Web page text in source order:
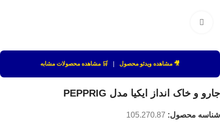
🎥 مشاهده ویدئو محصول 🛒 مشاهده محصولات مشابه
جارو و خاک انداز ایکیا مدل PEPPRIG
شناسه محصول: 105.270.87